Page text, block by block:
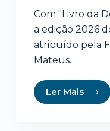
Com "Livro da
a edição 2026
atribuído pela
Mateus.
Ler Mais